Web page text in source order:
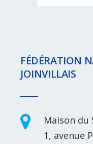
FÉDÉRATION
JOINVILLAIS
Maison du
1, avenue